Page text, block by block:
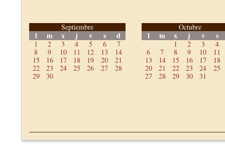
Septiembre
l m x j v s d
1 2 3 4 5 6
7
8
9 10 11 12 13
14
15
16 17 18 19 20
21
22
23 24 25 26 27
28
29
30
Octubre
l m x j v s
1 2 3
4
6
7 8 9 10
11
13
14 15 16 17
18
20
21 22 23 24
25
27
28 29 30 31